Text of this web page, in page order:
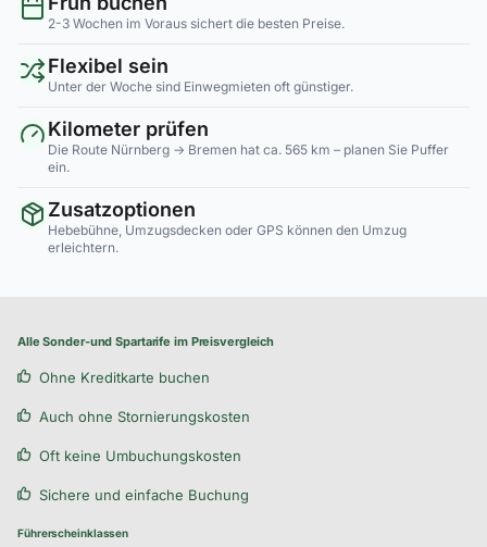
2-3 Wochen im Voraus sichert die besten Preise.
Flexibel sein
Unter der Woche sind Einwegmieten oft günstiger.
Kilometer prüfen
Die Route Nürnberg → Bremen hat ca. 565 km – planen Sie Puffer
ein.
Zusatzoptionen
Hebebühne, Umzugsdecken oder GPS können den Umzug
erleichtern.
Alle Sonder-und Spartarife im Preisvergleich
Ohne Kreditkarte buchen
Auch ohne Stornierungskosten
Oft keine Umbuchungskosten
Sichere und einfache Buchung
Führerscheinklassen